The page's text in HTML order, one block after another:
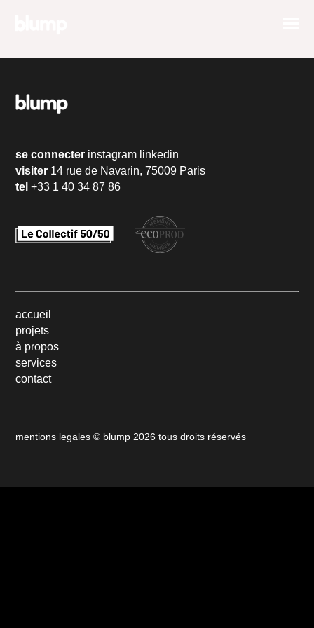
se connecter instagram linkedin
visiter 14 rue de Navarin, 75009 Paris
tel +33 1 40 34 87 86
accueil
projets
à propos
services
contact
mentions legales © blump 2026 tous droits réservés